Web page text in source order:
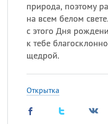
природа, поэтому
на всем белом
с этого Дня
к тебе
щедрой.
Открытка